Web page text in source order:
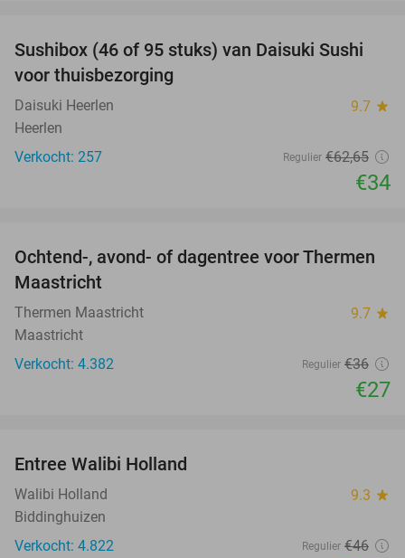
46%
Sushibox (46 of 95 stuks) van Daisuki Sushi
voor thuisbezorging
Daisuki Heerlen 9.7 star
Heerlen
Verkocht: 257
Regulier €62,65
€34
25%
Ochtend-, avond- of dagentree voor Thermen
Maastricht
Thermen Maastricht 9.7 star
Maastricht
Verkocht: 4.382
Regulier €36
€27
Entree Walibi Holland
Walibi Holland 9.3 star
Biddinghuizen
Verkocht: 4.822
Regulier €46